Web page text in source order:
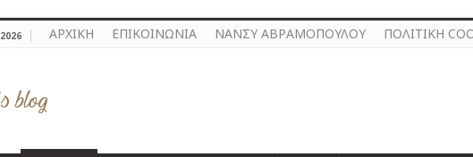
ΑΡΧΙΚΗ ΕΠΙΚΟΙΝΩΝΙΑ ΝΑΝΣΥ ΑΒΡΑΜΟΠΟΥΛΟΥ ΠΟΛΙΤΙΚΗ